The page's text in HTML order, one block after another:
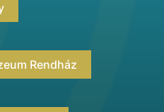
Rendház